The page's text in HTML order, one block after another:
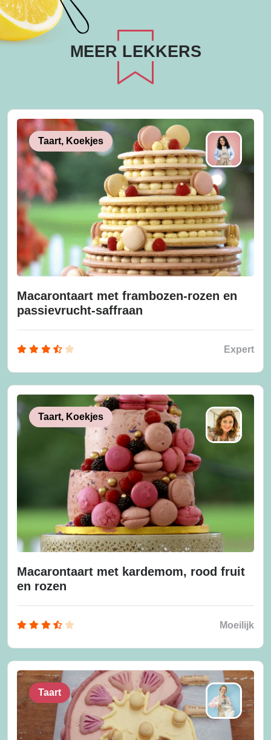
MEER LEKKERS
Taart, Koekjes
Macarontaart met frambozen-rozen en
passievrucht-saffraan
Expert
Taart, Koekjes
Macarontaart met kardemom, rood fruit
en rozen
Moeilijk
Taart